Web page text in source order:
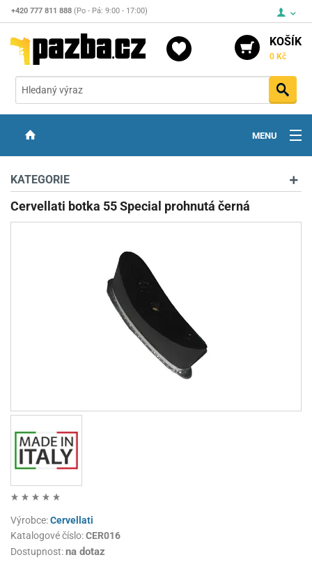
+420 777 811 888 (Po - Pá: 9:00 - 17:00)
KOŠÍK
0 Kč
MENU
STŘELIVO
KATEGORIE
Cervellati botka 55 Special prohnutá černá
Výrobce:Cervellati
Katalogové číslo:CER016
Dostupnost:na dotaz